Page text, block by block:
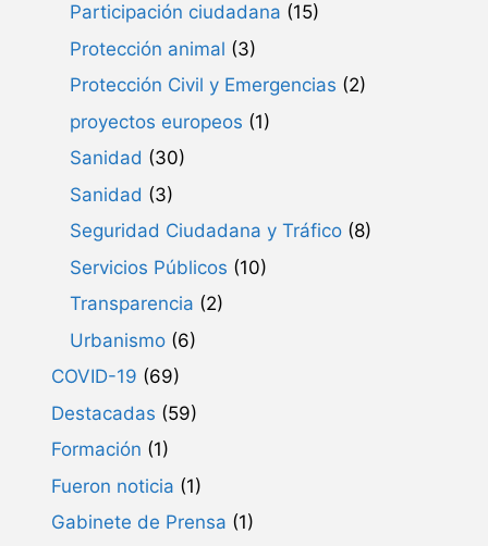
Participación ciudadana (15)
Protección animal (3)
Protección Civil y Emergencias (2)
proyectos europeos (1)
Sanidad (30)
Sanidad (3)
Seguridad Ciudadana y Tráfico (8)
Servicios Públicos (10)
Transparencia (2)
Urbanismo (6)
COVID-19 (69)
Destacadas (59)
Formación (1)
Fueron noticia (1)
Gabinete de Prensa (1)